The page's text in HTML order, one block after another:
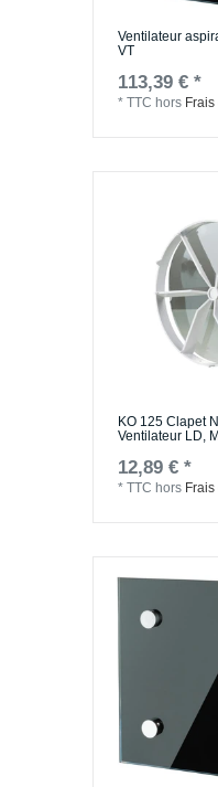
Ventilateur
VT
113,39 € *
*TTC hors
KO 125 Clapet
Ventilateur LD,
12,89 € *
*TTC hors